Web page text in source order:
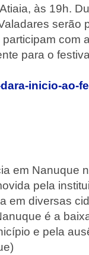
às 19h.
serão
com
para o
inicio-ao-
em Nanuque
pela
em diversas
é a
e pela